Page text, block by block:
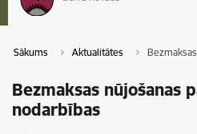
Sākums Aktualitātes
Bezmaksas nūjošanas
nodarbības